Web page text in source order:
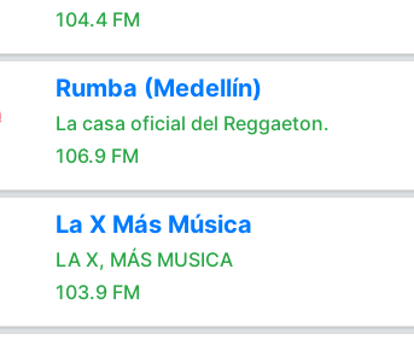
104.4 FM
Rumba (Medellín)
La casa oficial del Reggaeton.
106.9 FM
La X Más Música
LA X, MÁS MUSICA
103.9 FM